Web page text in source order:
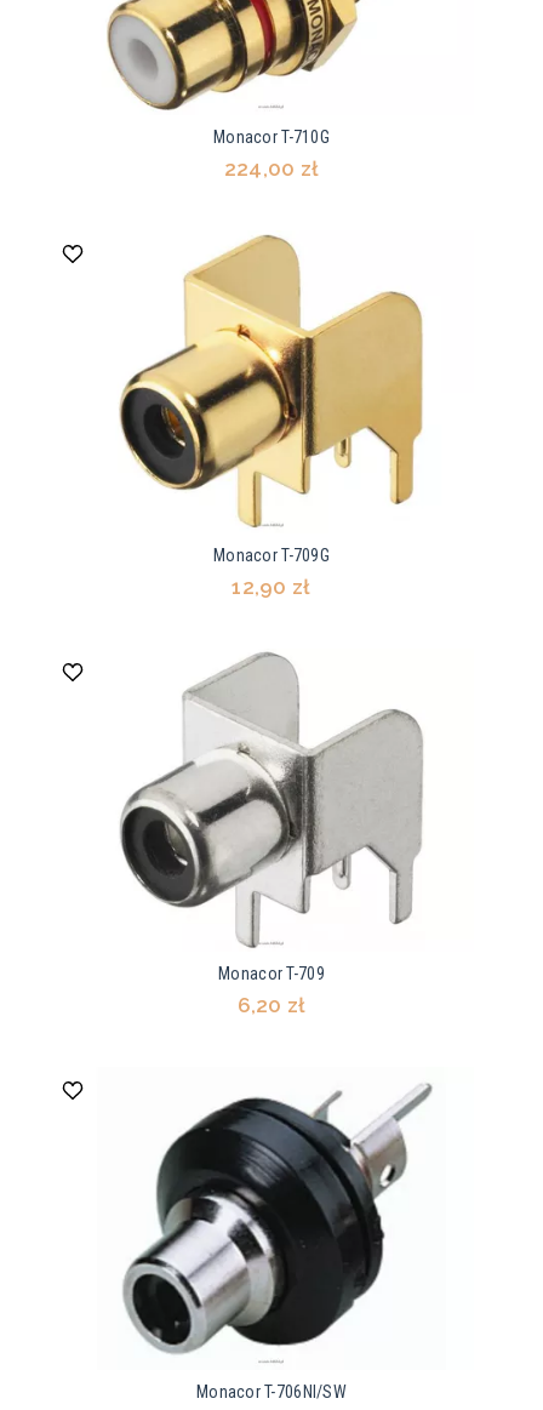
Monacor T-710G
224,00 zł
Monacor T-709G
12,90 zł
Monacor T-709
6,20 zł
Monacor T-706NI/SW